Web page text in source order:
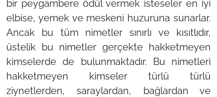
bir peygambere ödül vermek isteseler en iyi
elbise, yemek ve meskeni huzuruna sunarlar.
Ancak bu tüm nimetler sınırlı ve kısıtlıdır,
üstelik bu nimetler gerçekte hakketmeyen
kimselerde de bulunmaktadır. Bu nimetleri
hakketmeyen kimseler türlü türlü
ziynetlerden, saraylardan, bağlardan ve